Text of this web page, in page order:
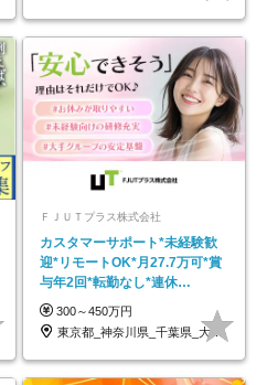
ＦＪＵＴプラス株式会社
カスタマーサポート*未経験歓
迎*リモートOK*月27.7万可*賞
与年2回*転勤なし*連休
OK/ZE010232
300～450万円
東京都_神奈川県_千葉県_大阪府_愛知県…